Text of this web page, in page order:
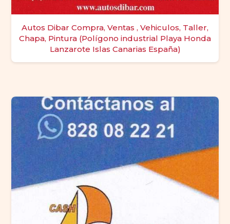
Autos Dibar Compra, Ventas , Vehiculos, Taller,
Chapa, Pintura (Polígono industrial Playa Honda
Lanzarote Islas Canarias España)